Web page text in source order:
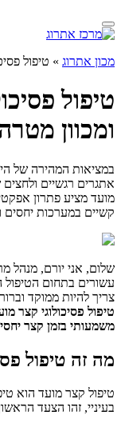
מכון אתרוג » טיפול
טיפול
ומכוון
במציאות המהירה של
אתגרים רגשיים
מועד מציע פתרון
קשיים במערכות יחסים
שלום, אני יורם, מנהל
עשורים בתחום הטיפול
צריך להיות ממוקד
טיפול פסיכולוגי קצר
משמעותי בזמן קצר
מה זה טיפול
טיפול קצר מועד הוא
בעיניי, זהו הצעד